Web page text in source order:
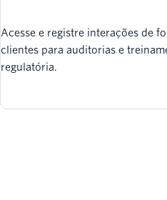
Acesse e registre interações de
clientes para auditorias e
regulatória.